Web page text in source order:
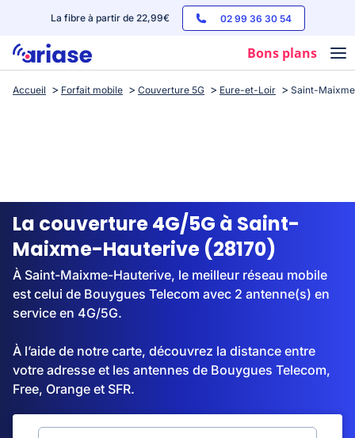
La fibre à partir de 22,99€ 02 99 36 30 54
Bons plans
Box internet
Streaming
Accueil Forfait mobile Couverture 5G Eure-et-Loir Saint-
La couverture 4G/5G à Saint-
Maixme-Hauterive (28170)
À Saint-Maixme-Hauterive, le meilleur réseau mobile
est celui de Bouygues Telecom avec 2 antenne(s) en
service en 4G/5G.
À l’aide de notre carte, découvrez la distance entre
votre adresse et les antennes de Bouygues Telecom,
Free, Orange et SFR.